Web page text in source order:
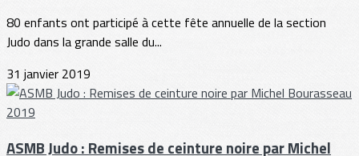
80 enfants ont participé à cette fête annuelle de la section
Judo dans la grande salle du...
31 janvier 2019
ASMB Judo : Remises de ceinture noire par Michel